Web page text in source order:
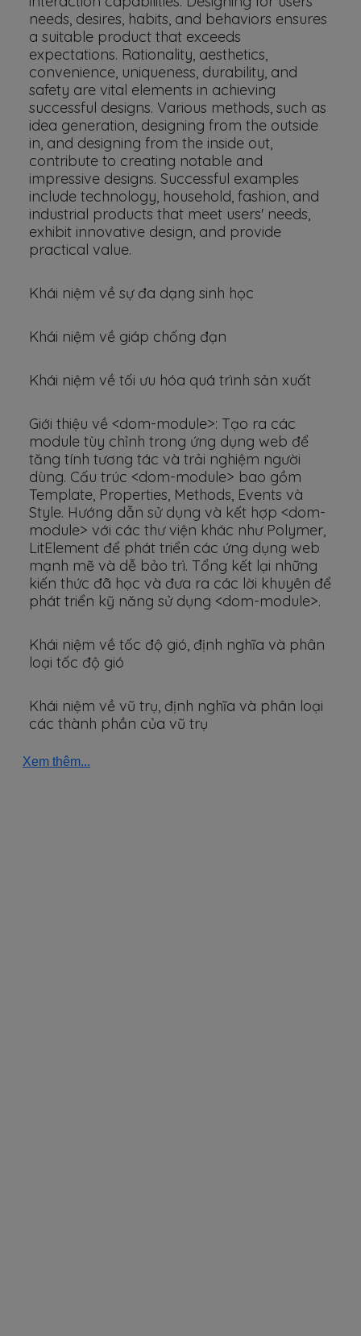
needs, desires, habits, and behaviors ensures
a suitable product that exceeds
expectations. Rationality, aesthetics,
convenience, uniqueness, durability, and
safety are vital elements in achieving
successful designs. Various methods, such as
idea generation, designing from the outside
in, and designing from the inside out,
contribute to creating notable and
impressive designs. Successful examples
include technology, household, fashion, and
industrial products that meet users' needs,
exhibit innovative design, and provide
practical value.
Khái niệm về sự đa dạng sinh học
Khái niệm về giáp chống đạn
Khái niệm về tối ưu hóa quá trình sản xuất
Giới thiệu về <dom-module>: Tạo ra các
module tùy chỉnh trong ứng dụng web để
tăng tính tương tác và trải nghiệm người
dùng. Cấu trúc <dom-module> bao gồm
Template, Properties, Methods, Events và
Style. Hướng dẫn sử dụng và kết hợp <dom-
module> với các thư viện khác như Polymer,
LitElement để phát triển các ứng dụng web
mạnh mẽ và dễ bảo trì. Tổng kết lại những
kiến thức đã học và đưa ra các lời khuyên để
phát triển kỹ năng sử dụng <dom-module>.
Khái niệm về tốc độ gió, định nghĩa và phân
loại tốc độ gió
Khái niệm về vũ trụ, định nghĩa và phân loại
các thành phần của vũ trụ
Xem thêm...